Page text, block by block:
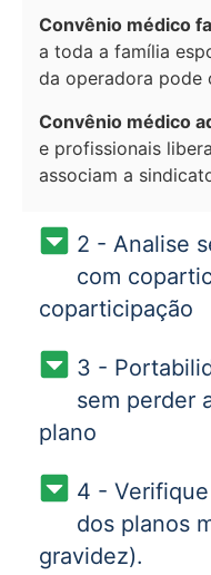
Convênio médico
a toda a família
da operadora pode
Convênio médico
e profissionais
associam a
2 - Analise
com
coparticipação
3 -
sem perder
plano
4 -
dos planos
gravidez).